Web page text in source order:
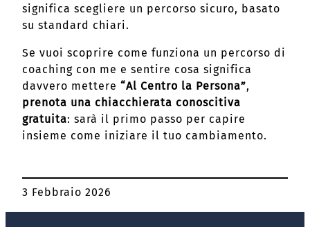
significa scegliere un percorso sicuro, basato
su standard chiari.
Se vuoi scoprire come funziona un percorso di
coaching con me e sentire cosa significa
davvero mettere “Al Centro la Persona”,
prenota una chiacchierata conoscitiva
gratuita: sarà il primo passo per capire
insieme come iniziare il tuo cambiamento.
3 Febbraio 2026